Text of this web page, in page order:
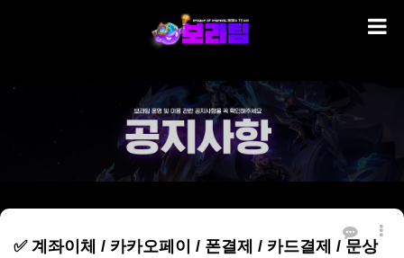
✅ 계좌이체 / 카카오페이 / 폰결제 / 카드결제 / 문상